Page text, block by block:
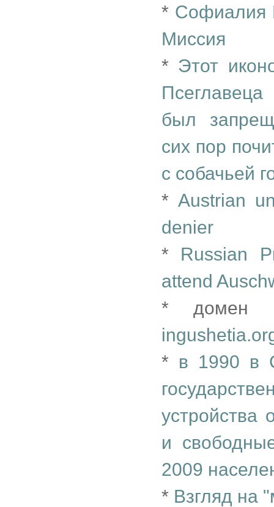
* Софиалия
Миссия
* Этот
был
сих пор
с собачьей
* Austrian
denier
* Russian
attend
* домен
* в 1990 в
устройства
и
2009
* Взгляд на